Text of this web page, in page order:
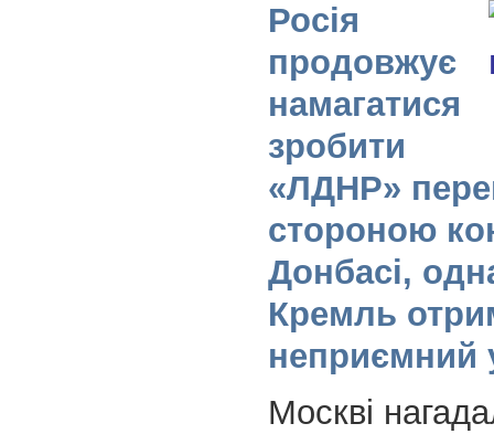
Росія
продовжує
намагатися
зробити
«ЛДНР»
стороною
Донбасі,
Кремль
неприємний
Москві